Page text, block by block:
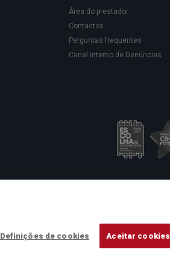
Área do prestador
Contactos
Perguntas frequentes
Canal Interno de Denúncias
Definições de cookies Aceitar cookies